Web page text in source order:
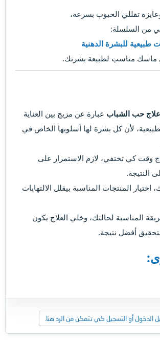
تقللي الحبوب بسرعة،
من السلسلة:
للبشرة الدهنية
ماسك مناسب لطبيعة بشرتك.
علاج حب الشباب عبارة عن مزيج بين العناية
لأن كل بشرة لها أسلوبها الخاص في
وقت كي تختفي، لازم الاستمرار على
النتيجة.
اختيار المنتجات المناسبة بيقلل الالتهابات
المناسبة لحالتك، وخلي العلاج يكون
أفضل نتيجة.
الدخول أو التسجيل كي تتمكن من الرد هنا.